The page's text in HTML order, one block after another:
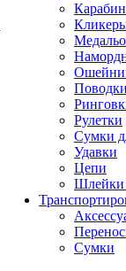
Рулетки
Сумки
Удавки
Цепи
Шлейки
Сумки